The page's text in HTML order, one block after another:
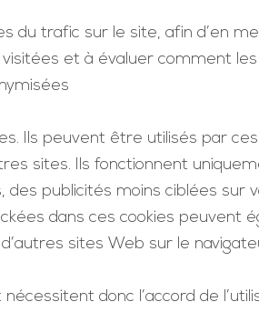
trafic sur le site, afin d’en
et à évaluer comment
Ils peuvent être utilisés par
sites. Ils fonctionnent
publicités moins ciblées sur
dans ces cookies peuvent
sites Web sur le
donc l’accord de